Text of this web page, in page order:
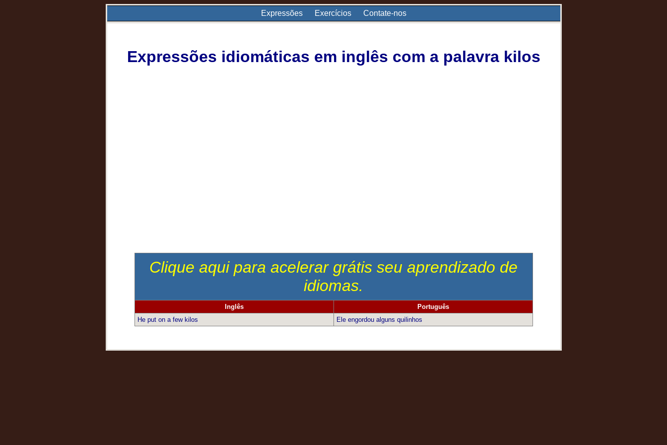
Expressões Exercícios Contate-nos
Expressões idiomáticas em inglês com a palavra kilos
Clique aqui para acelerar grátis seu aprendizado de
idiomas.
Inglês
Português
He put on a few kilos
Ele engordou alguns quilinhos